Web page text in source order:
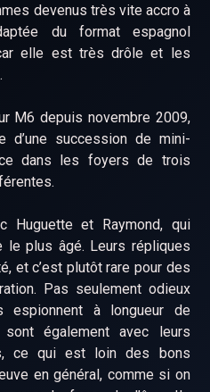
devenus très vite accro à
du format espagnol
elle est très drôle et les
M6 depuis novembre 2009,
d’une succession de mini-
dans les foyers de trois
Huguette et Raymond, qui
le plus âgé. Leurs répliques
et c’est plutôt rare pour des
Pas seulement odieux
espionnent à longueur de
également avec leurs
ce qui est loin des bons
en général, comme si on